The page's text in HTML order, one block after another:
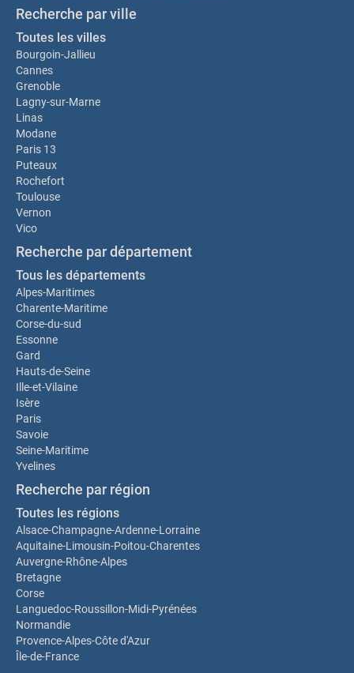
Recherche par ville
Toutes les villes
Bourgoin-Jallieu
Cannes
Grenoble
Lagny-sur-Marne
Linas
Modane
Paris 13
Puteaux
Rochefort
Toulouse
Vernon
Vico
Recherche par département
Tous les départements
Alpes-Maritimes
Charente-Maritime
Corse-du-sud
Essonne
Gard
Hauts-de-Seine
Ille-et-Vilaine
Isère
Paris
Savoie
Seine-Maritime
Yvelines
Recherche par région
Toutes les régions
Alsace-Champagne-Ardenne-Lorraine
Aquitaine-Limousin-Poitou-Charentes
Auvergne-Rhône-Alpes
Bretagne
Corse
Languedoc-Roussillon-Midi-Pyrénées
Normandie
Provence-Alpes-Côte d'Azur
Île-de-France